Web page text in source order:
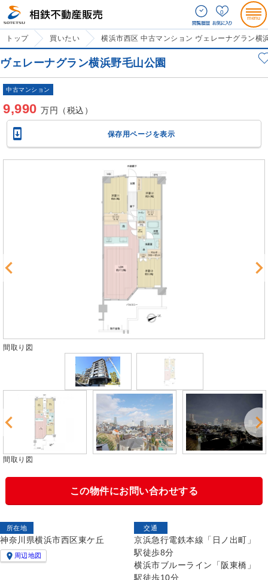
0
トップ 買いたい 横浜市西区 中古マンション ヴェレーナグラン横
ヴェレーナグラン横浜野毛山公園
中古マンション
9,990万円（税込）
 保存用ページを表示
間取り図
間取り図
この物件にお問い合わせする
所在地
神奈川県横浜市西区東ケ丘
 周辺地図
交通
京浜急行電鉄本線「日ノ出町」
駅徒歩8分
横浜市ブルーライン「阪東橋」
駅徒歩10分